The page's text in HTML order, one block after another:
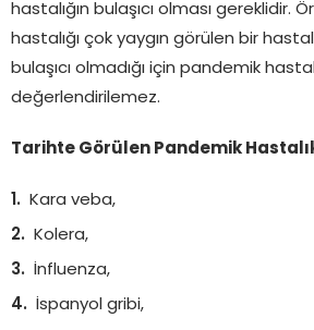
hastalığın bulaşıcı olması gereklidir.
hastalığı çok yaygın görülen bir
bulaşıcı olmadığı için pandemik
değerlendirilemez.
Tarihte Görülen Pandemik
Kara veba,
Kolera,
İnfluenza,
İspanyol gribi,